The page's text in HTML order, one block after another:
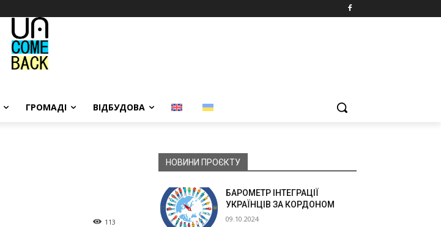
ГРОМАДІ ВІДБУДОВА
113
НОВИНИ ПРОЄКТУ
БАРОМЕТР ІНТЕГРАЦІЇ
УКРАЇНЦІВ ЗА КОРДОНОМ
09.10.2024